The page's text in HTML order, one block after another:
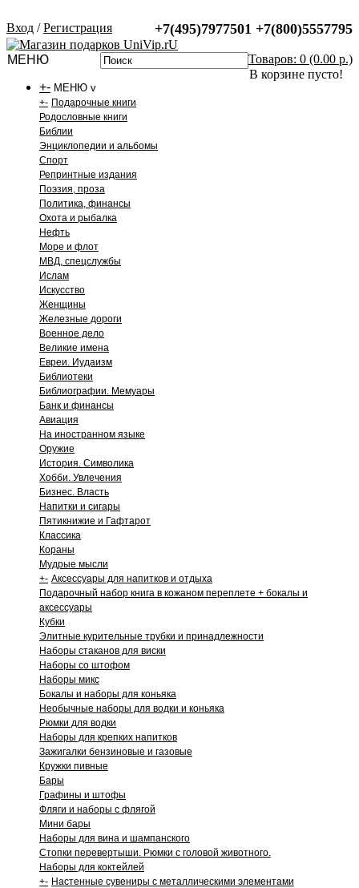
Вход /Регистрация +7(495)7977501 +7(800)5557795
Товаров: 0 (0.00 р.)
В корзине пусто!
МЕНЮ
+- МЕНЮ v
+- Подарочные книги
Родословные книги
Библии
Энциклопедии и альбомы
Спорт
Репринтные издания
Поэзия, проза
Политика, финансы
Охота и рыбалка
Нефть
Море и флот
МВД, спецслужбы
Ислам
Искусство
Женщины
Железные дороги
Военное дело
Великие имена
Евреи. Иудаизм
Библиотеки
Библиографии. Мемуары
Банк и финансы
Авиация
На иностранном языке
Оружие
История. Символика
Хобби. Увлечения
Бизнес. Власть
Напитки и сигары
Пятикнижие и Гафтарот
Классика
Кораны
Мудрые мысли
+- Аксессуары для напитков и отдыха
Подарочный набор книга в кожаном переплете + бокалы и
аксессуары
Кубки
Элитные курительные трубки и принадлежности
Наборы стаканов для виски
Наборы со штофом
Наборы микс
Бокалы и наборы для коньяка
Необычные наборы для водки и коньяка
Рюмки для водки
Наборы для крепких напитков
Зажигалки бензиновые и газовые
Кружки пивные
Бары
Графины и штофы
Фляги и наборы с флягой
Мини бары
Наборы для вина и шампанского
Стопки перевертыши. Рюмки с головой животного.
Наборы для коктейлей
+- Настенные сувениры с металлическими элементами